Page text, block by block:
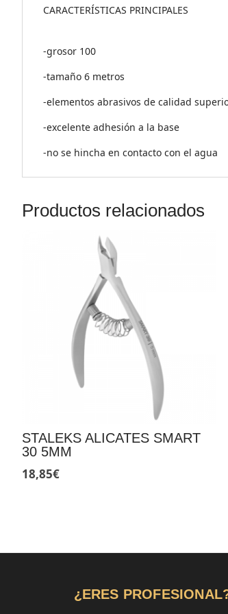
CARACTERÍSTICAS PRINCIPALES
-grosor 100
-tamaño 6 metros
-elementos abrasivos de calidad
-excelente adhesión a la base
-no se hincha en contacto con el agua
Productos relacionados
STALEKS ALICATES SMART
30 5MM
18,85€
¿ERES